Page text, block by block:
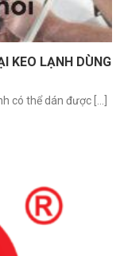
KEO LẠNH DÙNG
có thể dán được [...]